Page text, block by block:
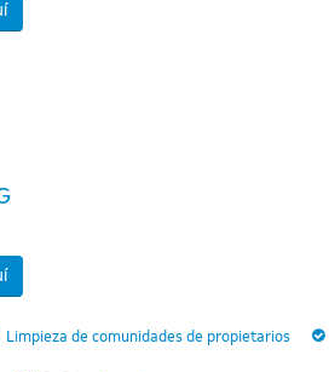
Limpieza de comunidades de propietarios